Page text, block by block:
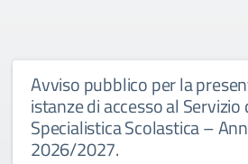
Avviso pubblico per la
istanze di accesso al
Specialistica Scolastica –
2026/2027.